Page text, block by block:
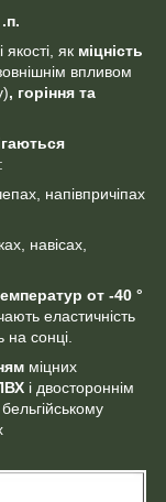
якості, як міцність
впливом
, горіння та
напівпричіпах
навісах,
от -40 °
еластичність
сонці.
міцних
і двостороннім